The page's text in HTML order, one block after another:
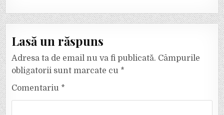
Lasă un răspuns
Adresa ta de email nu va fi publicată. Câmpurile
obligatorii sunt marcate cu *
Comentariu *